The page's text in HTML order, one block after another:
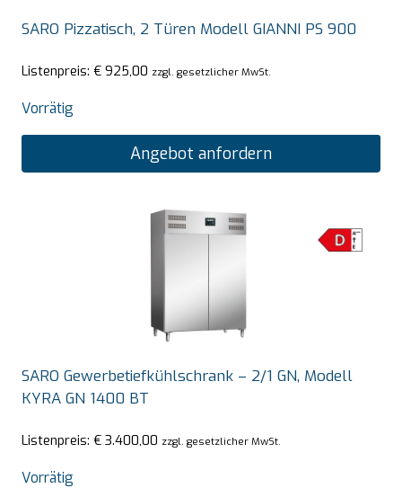
SARO Pizzatisch, 2 Türen Modell GIANNI PS 900
Listenpreis: € 925,00 zzgl. gesetzlicher MwSt.
Vorrätig
Angebot anfordern
SARO Gewerbetiefkühlschrank – 2/1 GN, Modell
KYRA GN 1400 BT
Listenpreis: € 3.400,00 zzgl. gesetzlicher MwSt.
Vorrätig